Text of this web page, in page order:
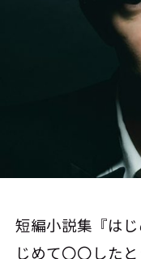
短編小説集『は
じめて〇〇した